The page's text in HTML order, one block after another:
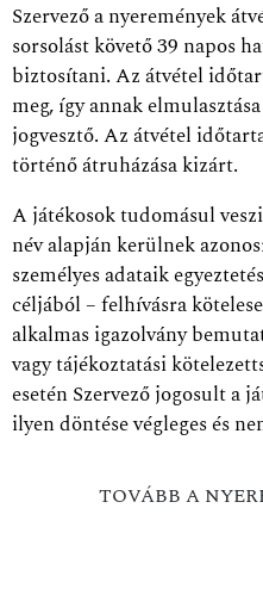
Szervező a nyeremények
sorsolást követő 39 napos
biztosítani. Az átvétel
meg, így annak
jogvesztő. Az átvétel
történő átruházása kizárt.
A játékosok tudomásul
név alapján kerülnek
személyes adataik
céljából – felhívásra
alkalmas igazolvány
vagy tájékoztatási
esetén Szervező jogosult a
ilyen döntése végleges és
TOVÁBB A